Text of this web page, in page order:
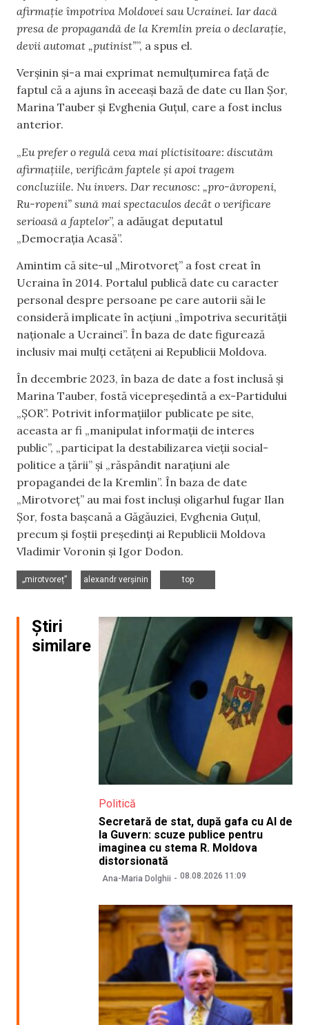
afirmație împotriva Moldovei sau Ucrainei. Iar dacă
presa de propagandă de la Kremlin preia o declarație,
devii automat „putinist””, a spus el.
Verșinin și-a mai exprimat nemulțumirea față de
faptul că a ajuns în aceeași bază de date cu Ilan Șor,
Marina Tauber și Evghenia Guțul, care a fost inclus
anterior.
„Eu prefer o regulă ceva mai plictisitoare: discutăm
afirmațiile, verificăm faptele și apoi tragem
concluziile. Nu invers. Dar recunosc: „pro-ăvropeni,
Ru-ropeni” sună mai spectaculos decât o verificare
serioasă a faptelor”, a adăugat deputatul
„Democrația Acasă”.
Amintim că site-ul „Mirotvoreț” a fost creat în
Ucraina în 2014. Portalul publică date cu caracter
personal despre persoane pe care autorii săi le
consideră implicate în acțiuni „împotriva securității
naționale a Ucrainei”. În baza de date figurează
inclusiv mai mulți cetățeni ai Republicii Moldova.
În decembrie 2023, în baza de date a fost inclusă și
Marina Tauber, fostă vicepreședintă a ex-Partidului
„ȘOR”. Potrivit informațiilor publicate pe site,
aceasta ar fi „manipulat informații de interes
public”, „participat la destabilizarea vieții social-
politice a țării” și „răspândit narațiuni ale
propagandei de la Kremlin”. În baza de date
„Mirotvoreț” au mai fost incluși oligarhul fugar Ilan
Șor, fosta bașcană a Găgăuziei, Evghenia Guțul,
precum și foștii președinți ai Republicii Moldova
Vladimir Voronin și Igor Dodon.
„mirotvoreț”
alexandr verșinin
top
Știri
similare
Politică
Secretară de stat, după gafa cu AI de
la Guvern: scuze publice pentru
imaginea cu stema R. Moldova
distorsionată
Ana-Maria Dolghii 08.08.2026 11:09